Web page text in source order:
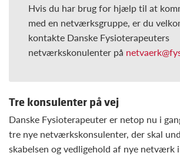
Hvis du har brug for hjælp til at
med en netværksgruppe, er du
kontakte Danske Fysioterapeuters
netværkskonulenter på
Tre konsulenter på vej
Danske Fysioterapeuter er netop nu i
tre nye netværkskonsulenter, der skal
skabelsen og vedligehold af nye netværk